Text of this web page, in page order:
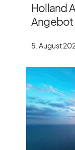
Holland
Angebot
5. August